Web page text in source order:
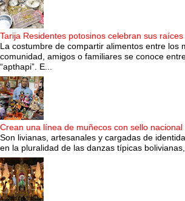
Tarija Residentes potosinos celebran sus raíces
La costumbre de compartir alimentos entre los
comunidad, amigos o familiares se conoce
“apthapi”. E...
Crean una línea de muñecos con sello nacional
Son livianas, artesanales y cargadas de
en la pluralidad de las danzas típicas